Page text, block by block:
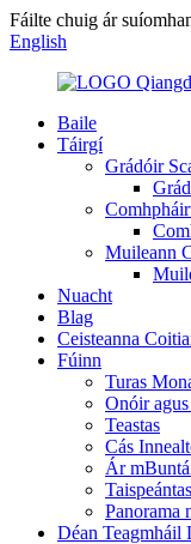
Fáilte chuig ár
English
Baile
Táirgí
Grádóir
Muileann
Nuacht
Blag
Ceisteanna
Fúinn
Turas
Onóir
Teastas
Cás
Ár
Taispeántas
Panorama
Déan Teagmháil